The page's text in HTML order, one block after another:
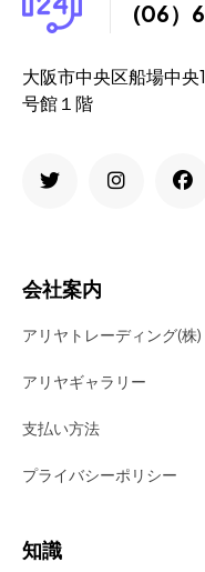
(06）
大阪市中央区船場中央
号館１階
会社案内
アリヤトレーディング(株)
アリヤギャラリー
支払い方法
プライバシーポリシー
知識